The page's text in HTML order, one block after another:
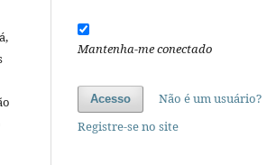
Mantenha-me conectado
Acesso
Não é um usuário?
Registre-se no site